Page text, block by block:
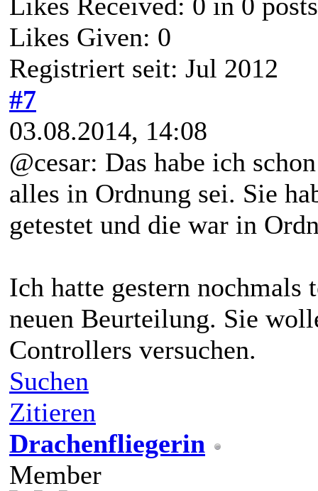
Likes Given: 0
Registriert seit: Jul 2012
#7
03.08.2014, 14:08
@cesar: Das habe ich
alles in Ordnung sei. Sie
getestet und die war in
Ich hatte gestern nochmals
neuen Beurteilung. Sie
Controllers versuchen.
Suchen
Zitieren
Drachenfliegerin
Member